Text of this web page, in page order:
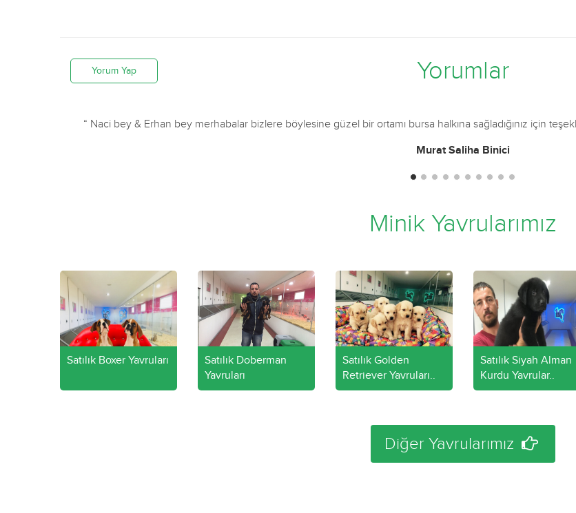
Yorum Yap Yorumlar
merhabalar bizlere böylesine güzel bir ortamı bursa halkına sağladığınız için teşekkürlerimizi sunar daha da güzel
Minik Yavrularımız
Satılık Boxer Yavruları
Satılık Doberman
Yavruları
Satılık Golden
Retriever Yavruları..
Satılık Siyah Alman
Kurdu Yavrular..
Diğer Yavrularımız